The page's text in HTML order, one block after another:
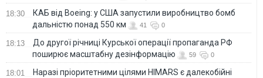
18:30
КАБ від Boeing: у США запустили виробництво бомб
дальністю понад 550 км
41 0
18:13
До другої річниці Курської операції пропаганда РФ
поширює масштабну дезінформацію
59 0
18:01
Наразі пріоритетними цілями HIMARS є далекобійні